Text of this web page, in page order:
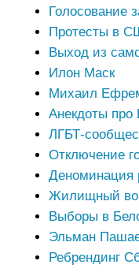
Голосование
Протесты в
Выход из
Илон Маск
Михаил
Анекдоты
ЛГБТ-
Отключение
Деноминация
Жилищный
Выборы в
Эльман
Ребрендинг